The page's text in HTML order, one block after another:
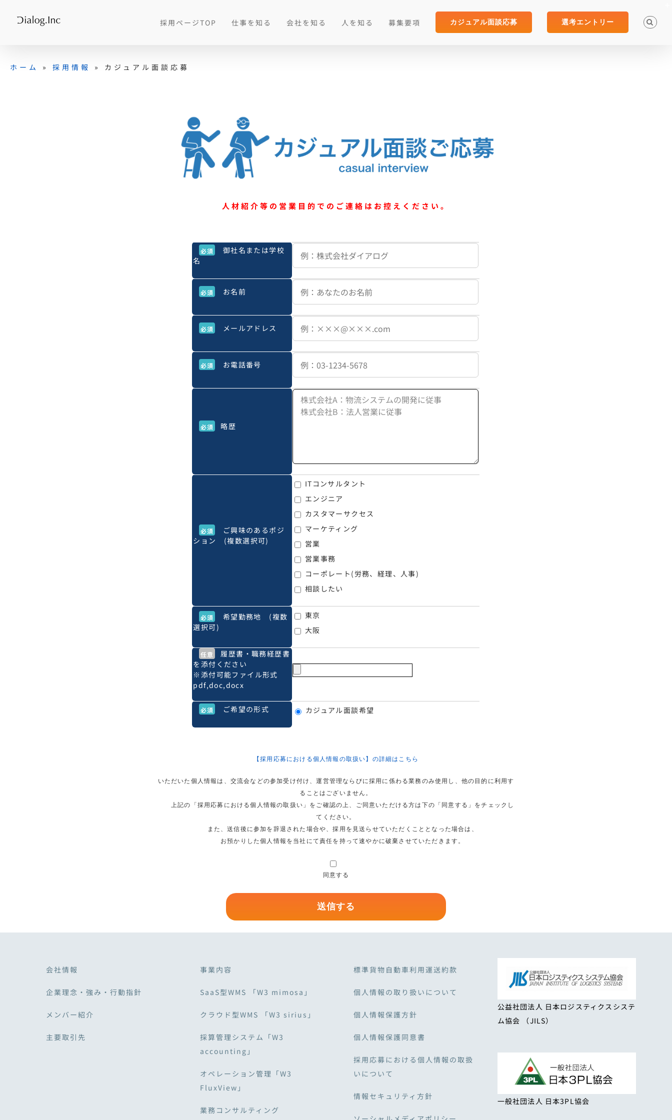
採用ページTOP 仕事を知る 会社を知る 人を知る 募集要項 カジュアル面談応募 選考エントリー
ホーム » 採用情報 » カジュアル面談応募
人材紹介等の営業目的でのご連絡はお控えください。
必須
御社名または学校
名
必須 お名前
必須 メールアドレス
必須 お電話番号
必須 略歴
必須
ご興味のあるポジ
ション (複数選択可)
ITコンサルタント
エンジニア
カスタマーサクセス
マーケティング
営業
営業事務
コーポレート(労務、経理、人事)
相談したい
必須
希望勤務地 (複数
選択可)
東京
大阪
任意
履歴書・職務経歴書
を添付ください
※添付可能ファイル形式
pdf,doc,docx
必須 ご希望の形式 カジュアル面談希望
【採用応募における個人情報の取扱い】の詳細はこちら
いただいた個人情報は、交流会などの参加受け付け、運営管理ならびに採用に係わる業務のみ使用し、他の目的に利用す
ることはございません。
上記の「採用応募における個人情報の取扱い」をご確認の上、ご同意いただける方は下の「同意する」をチェックし
てください。
また、送信後に参加を辞退された場合や、採⽤を⾒送らせていただくこととなった場合は、
お預かりした個⼈情報を当社にて責任を持って速やかに破棄させていただきます。
同意する
会社情報
企業理念・強み・行動指針
メンバー紹介
主要取引先
事業内容
SaaS型WMS 「W3 mimosa」
クラウド型WMS 「W3 sirius」
採算管理システム「W3
accounting」
オペレーション管理「W3
FluxView」
業務コンサルティング
標準貨物自動車利用運送約款
個人情報の取り扱いについて
個人情報保護方針
個人情報保護同意書
採用応募における個人情報の取扱
いについて
情報セキュリティ方針
公益社団法人 日本ロジスティクスシステ
ム協会 （JILS）
一般社団法人 日本3PL協会